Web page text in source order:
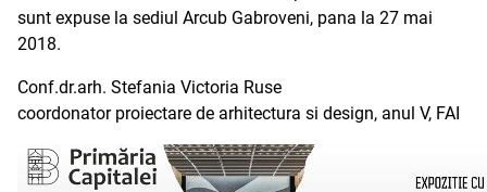
sunt expuse la sediul Arcub Gabroveni, pana la 27 mai
2018.
Conf.dr.arh. Stefania Victoria Ruse
coordonator proiectare de arhitectura si design, anul V, FAI